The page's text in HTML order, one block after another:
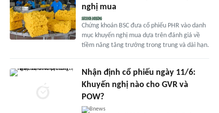
nghị mua
Chứng khoán BSC đưa cổ phiếu PHR vào danh
mục khuyến nghị mua dựa trên đánh giá về
tiềm năng tăng trưởng trong trung và dài hạn.
Nhận định cổ phiếu ngày 11/6:
Khuyến nghị nào cho GVR và
POW?
Bnews